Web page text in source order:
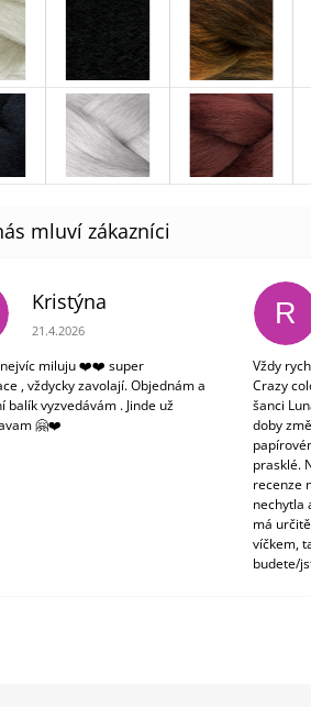
Kristýna
Hodnocení obchodu je 5 z 5 hvězdiček.
21.4.2026
nejvíc miluju ❤️❤️ super
, vždycky zavolají. Objednám a
balík vyzvedávám . Jinde už
🤗❤️
R
Vždy
Crazy
šanci
doby
prasklé.
recenze
nechytla
má
víčkem,
budete/